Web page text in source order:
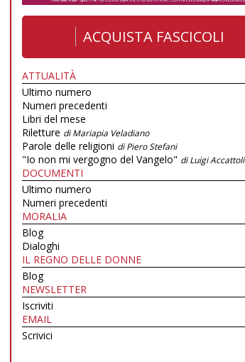
ACQUISTA FASCICOLI
ATTUALITÀ
Ultimo numero
Numeri precedenti
Libri del mese
Riletture di Mariapia Veladiano
Parole delle religioni di Piero Stefani
"Io non mi vergogno del Vangelo" di Luigi Accattoli
DOCUMENTI
Ultimo numero
Numeri precedenti
MORALIA
Blog
Dialoghi
IL REGNO DELLE DONNE
Blog
NEWSLETTER
Iscriviti
EMAIL
Scrivici